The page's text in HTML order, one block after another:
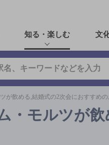
知る・楽しむ 文
が飲める,結婚式の2次会におすすめの
・モルツが